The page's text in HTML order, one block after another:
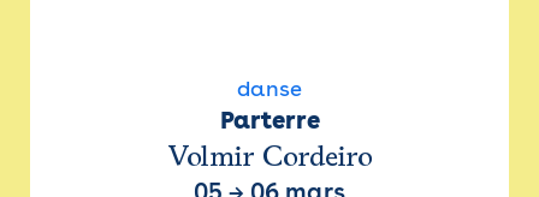
danse
Parterre
Volmir Cordeiro